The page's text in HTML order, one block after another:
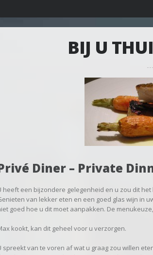
BIJ U
Diner – Private
heeft een bijzondere gelegenheid en u zou dit
van lekker eten en een goed glas wijn in
goed hoe u dit moet aanpakken. De
kookt, kan dit geheel voor u verzorgen.
spreekt van te voren af wat u graag zou willen